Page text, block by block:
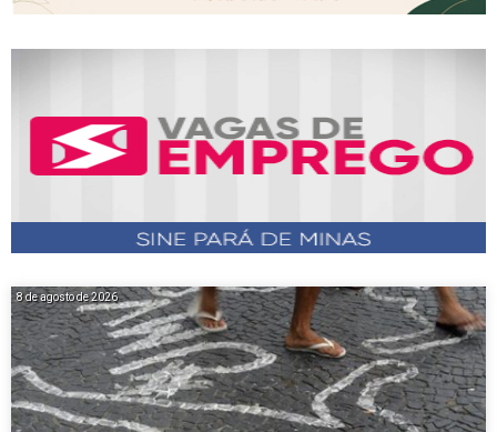
8 de agosto de 2026